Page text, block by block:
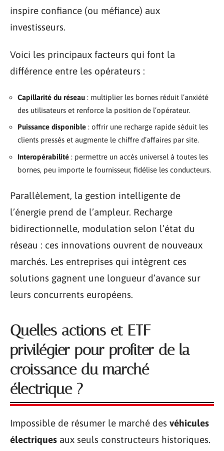
inspire confiance (ou méfiance) aux
investisseurs.
Voici les principaux facteurs qui font la
différence entre les opérateurs :
Capillarité du réseau : multiplier les bornes réduit l’anxiété
des utilisateurs et renforce la position de l’opérateur.
Puissance disponible : offrir une recharge rapide séduit les
clients pressés et augmente le chiffre d’affaires par site.
Interopérabilité : permettre un accès universel à toutes les
bornes, peu importe le fournisseur, fidélise les conducteurs.
Parallèlement, la gestion intelligente de
l’énergie prend de l’ampleur. Recharge
bidirectionnelle, modulation selon l’état du
réseau : ces innovations ouvrent de nouveaux
marchés. Les entreprises qui intègrent ces
solutions gagnent une longueur d’avance sur
leurs concurrents européens.
Quelles actions et ETF
privilégier pour profiter de la
croissance du marché
électrique ?
Impossible de résumer le marché des véhicules
électriques aux seuls constructeurs historiques.